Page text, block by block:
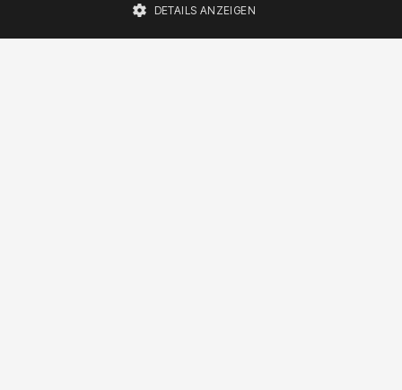
DETAILS ANZEIGEN